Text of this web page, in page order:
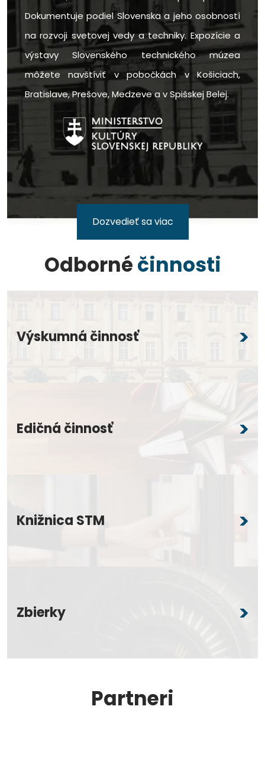
Dokumentuje podiel Slovenska a jeho osobností
na rozvoji svetovej vedy a techniky. Expozície a
výstavy Slovenského technického múzea
môžete navštíviť v pobočkách v Košiciach,
Bratislave, Prešove, Medzeve a v Spišskej Belej.
Dozvedieť sa viac
Odbornéčinnosti
Výskumná činnosť
Edičná činnosť
Knižnica STM
Zbierky
Partneri